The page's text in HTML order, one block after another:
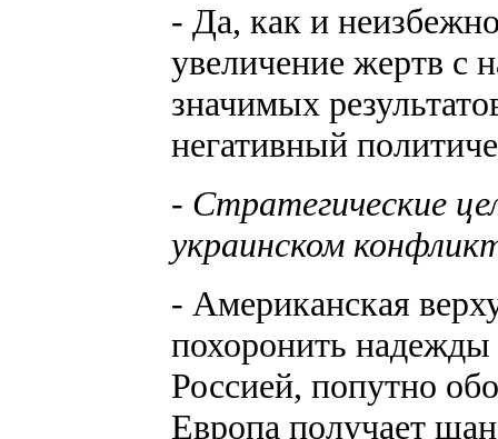
- Да, как и
увеличение жертв с
значимых
негативный
- Стратегические
украинском
- Американская
похоронить
Россией, попутно
Европа получает